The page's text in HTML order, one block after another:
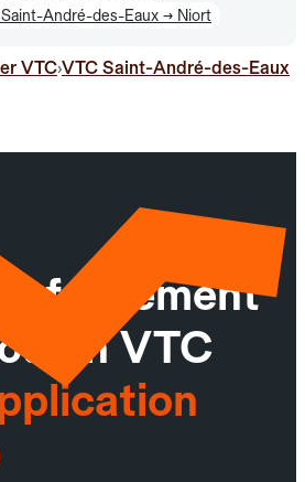
André-des-Eaux → Niort
VTC›VTC Saint-André-des-Eaux
facilement
un VTC